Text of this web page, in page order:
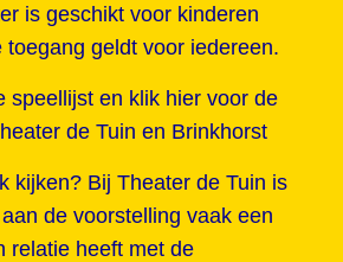
is geschikt voor kinderen
toegang geldt voor iedereen.
speellijsten klik hier voor de
de Tuin en Brinkhorst
kijken? Bij Theater de Tuin is
de voorstelling vaak een
relatie heeft met de